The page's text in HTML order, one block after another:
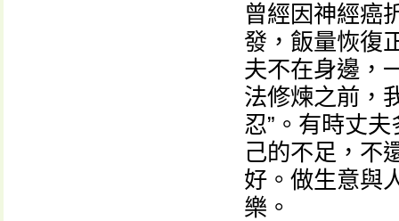
曾經因神經癌
發，飯量恢復
夫不在身邊，
法修煉之前，
忍”。有時丈
己的不足，不
好。做生意與
樂。